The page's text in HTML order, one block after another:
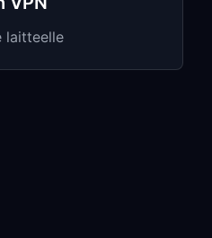
yksinoikeudella
ja sisältöä
laitteelle